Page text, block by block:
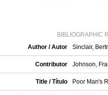
BIBLIOGRAPHIC
Author / Autor
Sinclair,
Contributor Johnson,
Title / Título Poor Man's